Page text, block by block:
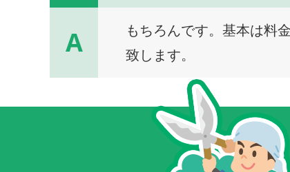
A
もちろんです。基本は料
致します。